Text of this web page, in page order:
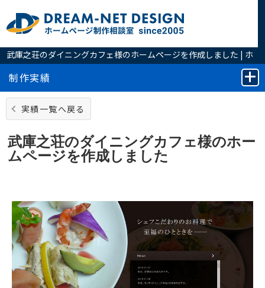
武庫之荘のダイニングカフェ様のホームページを作成しました | ホ
制作実績
実績一覧へ戻る
武庫之荘のダイニングカフェ様のホー
ムページを作成しました